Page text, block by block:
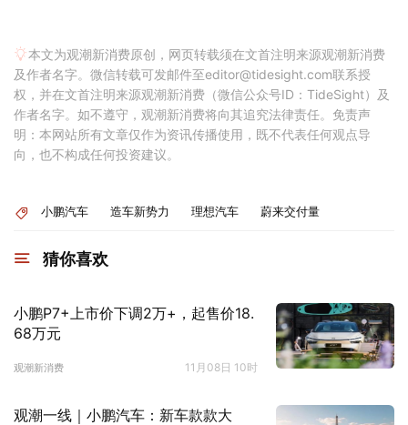
本文为观潮新消费原创，网页转载须在文首注明来源观潮新消费
及作者名字。微信转载可发邮件至editor@tidesight.com联系授
权，并在文首注明来源观潮新消费（微信公众号ID：TideSight）及
作者名字。如不遵守，观潮新消费将向其追究法律责任。免责声
明：本网站所有文章仅作为资讯传播使用，既不代表任何观点导
向，也不构成任何投资建议。
小鹏汽车 造车新势力 理想汽车 蔚来交付量
猜你喜欢
小鹏P7+上市价下调2万+，起售价18.
68万元
观潮新消费 11月08日 10时
观潮一线｜小鹏汽车：新车款款大